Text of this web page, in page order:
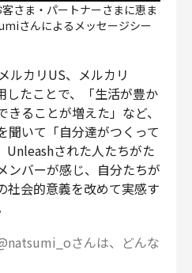
さま・パートナーさまに恵ま
さんによるメッセージシー
ルカリUS、メルカリ
したことで、「生活が豊か
ることが増えた」など、
聞いて「自分達がつくって
Unleashされた人たちがた
ンバーが感じ、自分たちが
社会的意義を改めて実感す
さんは、どんな